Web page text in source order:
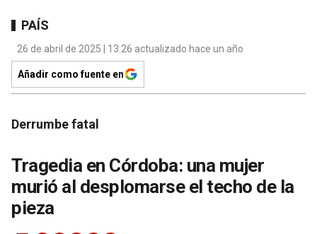
PAÍS
26 de abril de 2025 | 13:26 actualizado hace un año
Añadir como fuente en
Derrumbe fatal
Tragedia en Córdoba: una mujer
murió al desplomarse el techo de la
pieza